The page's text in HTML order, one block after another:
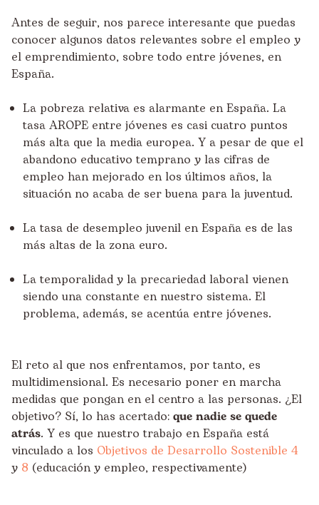
Antes de seguir, nos parece interesante que puedas
conocer algunos datos relevantes sobre el empleo y
el emprendimiento, sobre todo entre jóvenes, en
España.
La pobreza relativa es alarmante en España. La
tasa AROPE entre jóvenes es casi cuatro puntos
más alta que la media europea. Y a pesar de que el
abandono educativo temprano y las cifras de
empleo han mejorado en los últimos años, la
situación no acaba de ser buena para la juventud.
La tasa de desempleo juvenil en España es de las
más altas de la zona euro.
La temporalidad y la precariedad laboral vienen
siendo una constante en nuestro sistema. El
problema, además, se acentúa entre jóvenes.
El reto al que nos enfrentamos, por tanto, es
multidimensional. Es necesario poner en marcha
medidas que pongan en el centro a las personas. ¿El
objetivo? Sí, lo has acertado: que nadie se quede
atrás. Y es que nuestro trabajo en España está
vinculado a los Objetivos de Desarrollo Sostenible 4
y 8 (educación y empleo, respectivamente)